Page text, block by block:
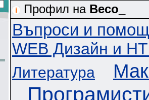
Профил на Beco_
Въпроси и помощ
WEB Дизайн и
Литература